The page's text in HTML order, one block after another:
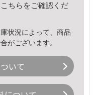
こちら をご確認くだ
状況によって、商品
がございます。
いて